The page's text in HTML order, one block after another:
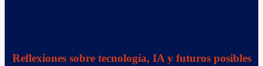
Reflexiones sobre tecnología, IA y futuros posibles